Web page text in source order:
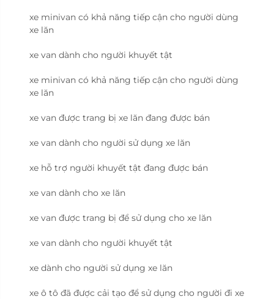
xe minivan có khả năng tiếp cận cho người dùng
xe lăn
xe van dành cho người khuyết tật
xe minivan có khả năng tiếp cận cho người dùng
xe lăn
xe van được trang bị xe lăn đang được bán
xe van dành cho người sử dụng xe lăn
xe hỗ trợ người khuyết tật đang được bán
xe van dành cho xe lăn
xe van được trang bị để sử dụng cho xe lăn
xe van dành cho người khuyết tật
xe dành cho người sử dụng xe lăn
xe ô tô đã được cải tạo để sử dụng cho người đi xe